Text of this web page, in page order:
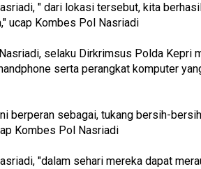
" dari lokasi tersebut, kita
ucap Kombes Pol Nasriadi
selaku Dirkrimsus Polda Kepri
serta perangkat komputer
berperan sebagai, tukang bersih-
Kombes Pol Nasriadi
"dalam sehari mereka dapat